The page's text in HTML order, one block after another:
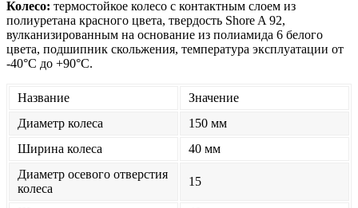
Колесо: термостойкое колесо с контактным слоем из
полиуретана красного цвета, твердость Shore A 92,
вулканизированным на основание из полиамида 6 белого
цвета, подшипник скольжения, температура эксплуатации от
-40°С до +90°С.
Название
Значение
Диаметр колеса
150 мм
Ширина колеса
40 мм
Диаметр осевого отверстия
колеса
15